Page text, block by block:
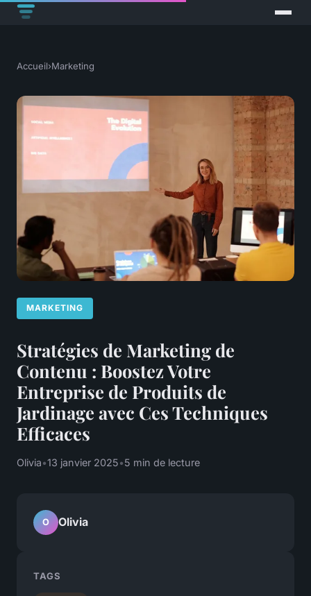
Accueil›Marketing
MARKETING
Stratégies de Marketing de
Contenu : Boostez Votre
Entreprise de Produits de
Jardinage avec Ces Techniques
Efficaces
Olivia•13 janvier 2025•5 min de lecture
O Olivia
TAGS